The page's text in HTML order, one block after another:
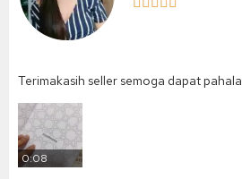
Terimakasih seller semoga dapat pahala
0:08